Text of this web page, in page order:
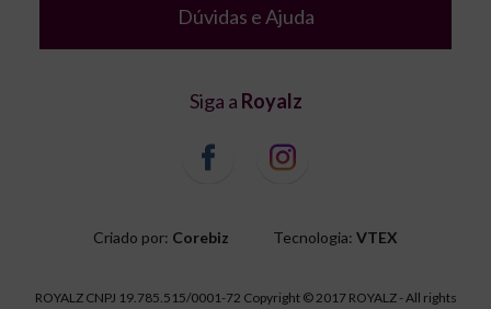
Dúvidas e Ajuda
Siga a Royalz
Criado por: Corebiz Tecnologia: VTEX
ROYALZ CNPJ 19.785.515/0001-72 Copyright © 2017 ROYALZ - All rights